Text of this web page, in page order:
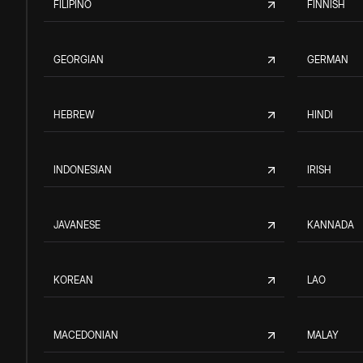
FILIPINO FINNISH
GEORGIAN GERMAN
HEBREW HINDI
INDONESIAN IRISH
JAVANESE KANNADA
KOREAN LAO
MACEDONIAN MALAY